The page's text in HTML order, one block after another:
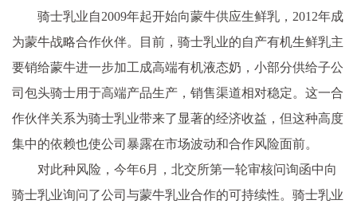
骑士乳业自2009年起开始向蒙牛供应生鲜乳，2012年成
为蒙牛战略合作伙伴。目前，骑士乳业的自产有机生鲜乳主
要销给蒙牛进一步加工成高端有机液态奶，小部分供给子公
司包头骑士用于高端产品生产，销售渠道相对稳定。这一合
作伙伴关系为骑士乳业带来了显著的经济收益，但这种高度
集中的依赖也使公司暴露在市场波动和合作风险面前。
对此种风险，今年6月，北交所第一轮审核问询函中向
骑士乳业询问了公司与蒙牛乳业合作的可持续性。骑士乳业